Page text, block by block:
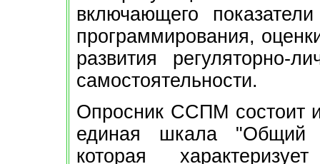
включающего
программирования,
развития регуляторно-
самостоятельности.
Опросник ССПМ состоит
единая шкала "Общий
которая